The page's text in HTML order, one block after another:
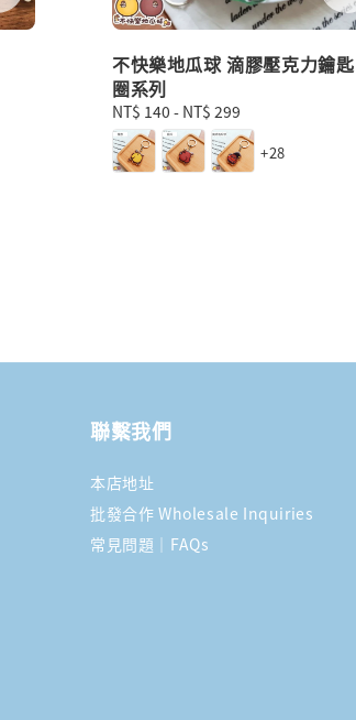
不快樂地瓜球 滴膠壓克力鑰匙
圈系列
Regular
price
NT$ 140 - NT$ 299
+28
聯繫我們
本店地址
批發合作 Wholesale Inquiries
常見問題｜FAQs